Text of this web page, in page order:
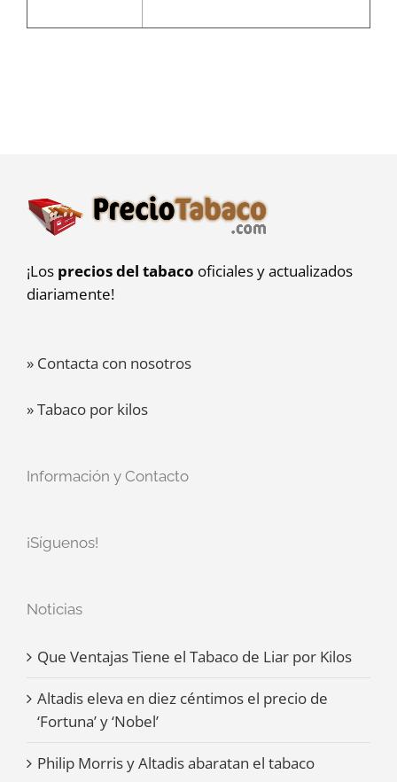
¡Los precios del tabaco oficiales y actualizados
diariamente!
» Contacta con nosotros
» Tabaco por kilos
Información y Contacto
¡Síguenos!
Noticias
Que Ventajas Tiene el Tabaco de Liar por Kilos
Altadis eleva en diez céntimos el precio de
‘Fortuna’ y ‘Nobel’
Philip Morris y Altadis abaratan el tabaco